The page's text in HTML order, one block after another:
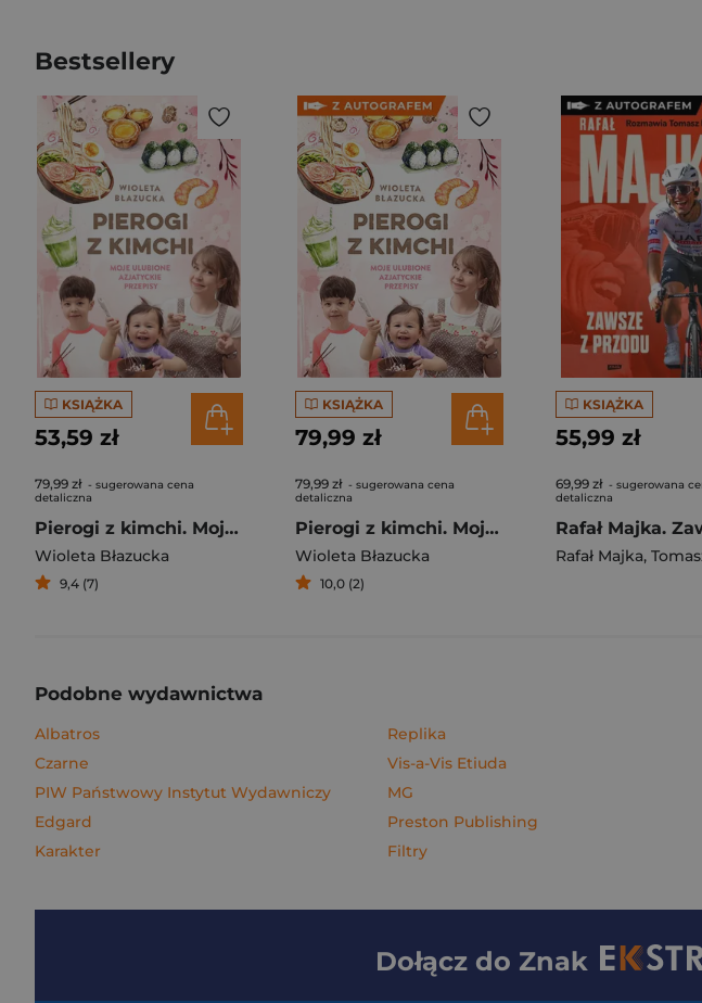
Bestsellery
KSIĄŻKA
53,59 zł
79,99 zł - sugerowana cena
detaliczna
Pierogi z kimchi. Moje ulubione azjatyckie przepisy
Wioleta Błazucka
9,4 (7)
KSIĄŻKA
79,99 zł
79,99 zł - sugerowana cena
detaliczna
Pierogi z kimchi. Moje ulubione azjatyckie przepisy - książka z autografem
Wioleta Błazucka
10,0 (2)
KSIĄŻKA
55,99 zł
69,99 zł - sugerowana
detaliczna
Rafał Majka, Tomasz
Podobne wydawnictwa
Albatros
Czarne
PIW Państwowy Instytut Wydawniczy
Edgard
Karakter
Replika
Vis-a-Vis Etiuda
MG
Preston Publishing
Filtry
Dołącz do Znak